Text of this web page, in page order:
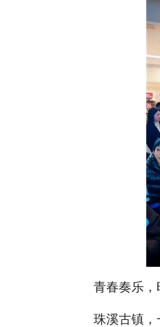
青春奏乐
珠溪古镇